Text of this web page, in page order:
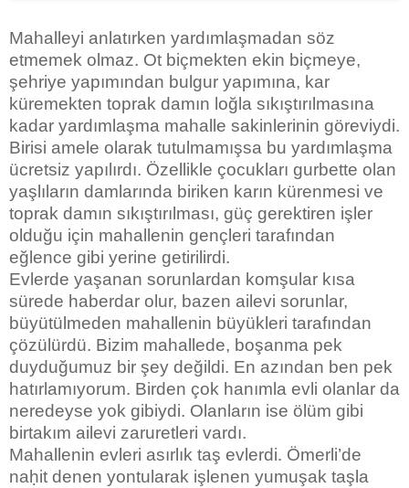
Mahalleyi anlatırken yardımlaşmadan söz
etmemek olmaz. Ot biçmekten ekin biçmeye,
şehriye yapımından bulgur yapımına, kar
küremekten toprak damın loğla sıkıştırılmasına
kadar yardımlaşma mahalle sakinlerinin göreviydi.
Birisi amele olarak tutulmamışsa bu yardımlaşma
ücretsiz yapılırdı. Özellikle çocukları gurbette olan
yaşlıların damlarında biriken karın kürenmesi ve
toprak damın sıkıştırılması, güç gerektiren işler
olduğu için mahallenin gençleri tarafından
eğlence gibi yerine getirilirdi.
Evlerde yaşanan sorunlardan komşular kısa
sürede haberdar olur, bazen ailevi sorunlar,
büyütülmeden mahallenin büyükleri tarafından
çözülürdü. Bizim mahallede, boşanma pek
duyduğumuz bir şey değildi. En azından ben pek
hatırlamıyorum. Birden çok hanımla evli olanlar da
neredeyse yok gibiydi. Olanların ise ölüm gibi
birtakım ailevi zaruretleri vardı.
Mahallenin evleri asırlık taş evlerdi. Ömerli’de
naḥit denen yontularak işlenen yumuşak taşla